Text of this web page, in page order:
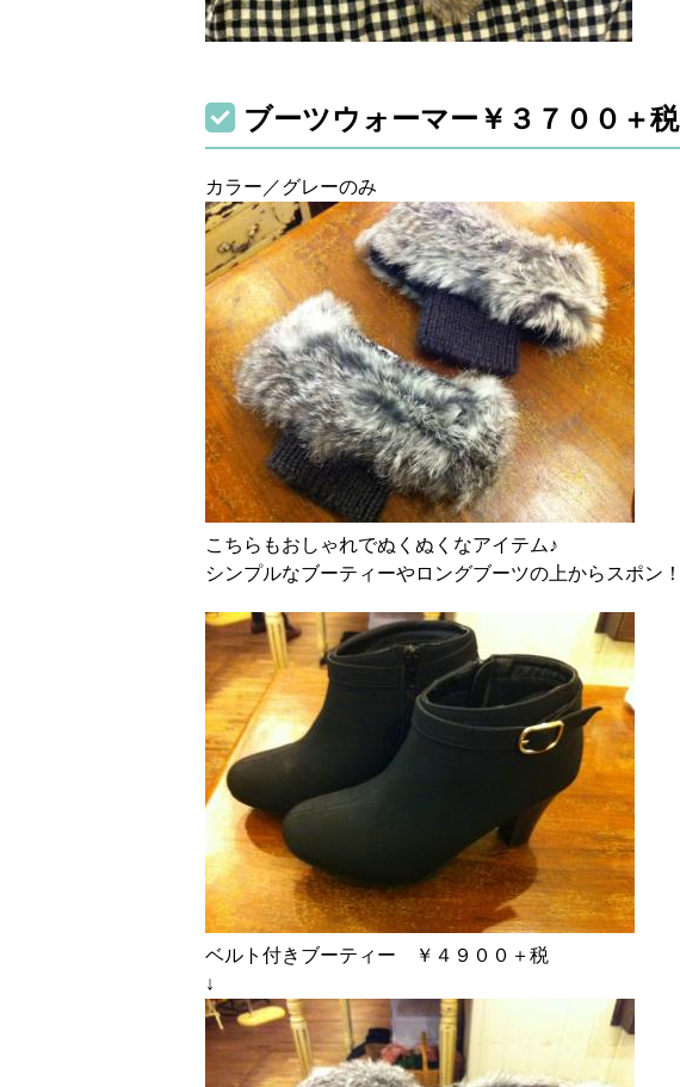
ブーツウォーマー￥３７００＋税
カラー／グレーのみ
こちらもおしゃれでぬくぬくなアイテム♪
シンプルなブーティーやロングブーツの上からスポン！
ベルト付きブーティー ￥４９００＋税
↓